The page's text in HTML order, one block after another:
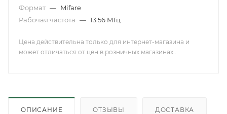
Формат — Mifare
Рабочая частота — 13.56 МГц
Цена действительна только для интернет-магазина и
может отличаться от цен в розничных магазинах .
ОПИСАНИЕ ОТЗЫВЫ ДОСТАВКА